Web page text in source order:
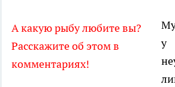
А какую рыбу любите вы?
Расскажите об этом в
комментариях!
у